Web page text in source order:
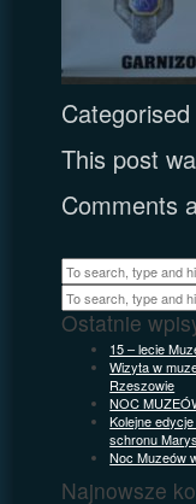
Categorised
This post
Comments
Ostatnie
15 – lecie
Wizyta w
Rzeszowie
NOC
Kolejne
schronu
Noc Muzeów
Najnowsze